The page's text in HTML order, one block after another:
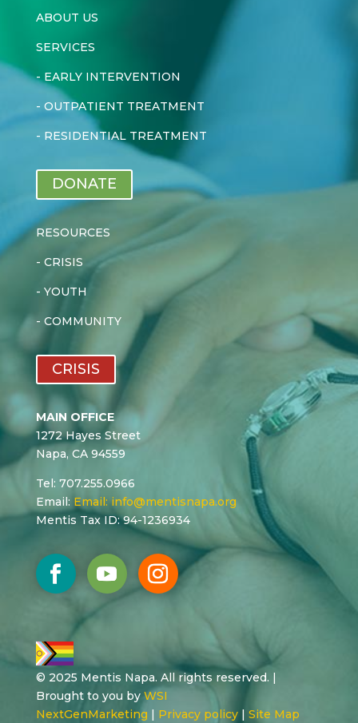
ABOUT US
SERVICES
- EARLY INTERVENTION
- OUTPATIENT TREATMENT
- RESIDENTIAL TREATMENT
DONATE
RESOURCES
- CRISIS
- YOUTH
- COMMUNITY
CRISIS
MAIN OFFICE
1272 Hayes Street
Napa, CA 94559
Tel: 707.255.0966
Email: Email: info@mentisnapa.org
Mentis Tax ID: 94-1236934
© 2025 Mentis Napa. All rights reserved. |
Brought to you by WSI
NextGenMarketing
Privacy policy| Site Map